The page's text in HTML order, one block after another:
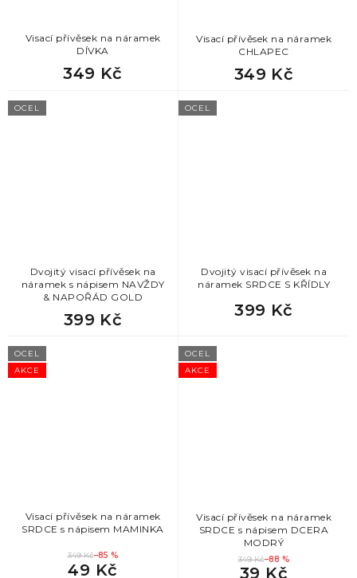
Visací přívěsek na náramek
DÍVKA
349 Kč
Visací přívěsek na náramek
CHLAPEC
349 Kč
OCEL
Dvojitý visací přívěsek na
náramek s nápisem NAVŽDY
& NAPOŘÁD GOLD
399 Kč
OCEL
Dvojitý visací přívěsek na
náramek SRDCE S KŘÍDLY
399 Kč
AKCE
OCEL
Visací přívěsek na náramek
SRDCE s nápisem MAMINKA
349 Kč–85 %
49 Kč
AKCE
OCEL
Visací přívěsek na náramek
SRDCE s nápisem DCERA
MODRÝ
349 Kč–88 %
39 Kč